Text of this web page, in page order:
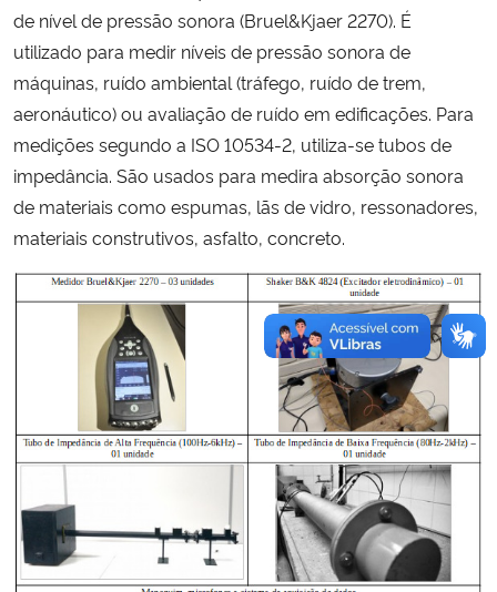
de nível de pressão sonora (Bruel&Kjaer 2270). É
utilizado para medir níveis de pressão sonora de
máquinas, ruído ambiental (tráfego, ruído de trem,
aeronáutico) ou avaliação de ruído em edificações. Para
medições segundo a ISO 10534-2, utiliza-se tubos de
impedância. São usados para medira absorção sonora
de materiais como espumas, lãs de vidro, ressonadores,
materiais construtivos, asfalto, concreto.